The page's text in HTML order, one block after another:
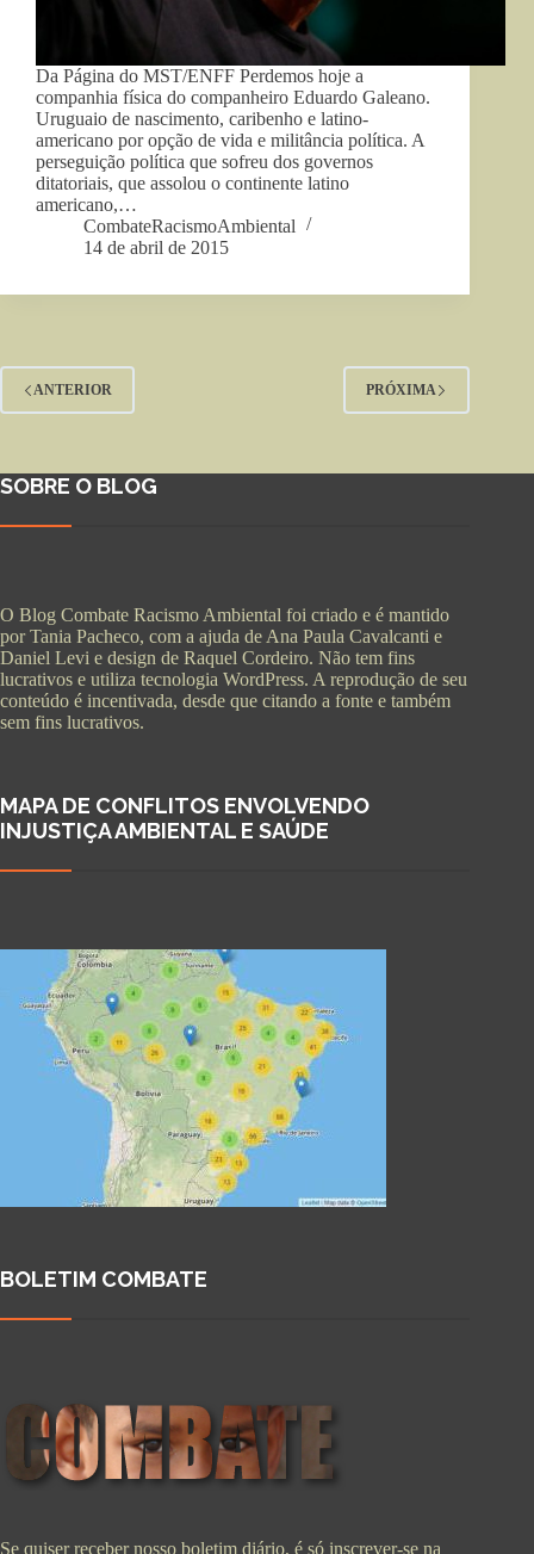
Da Página do MST/ENFF Perdemos hoje a
companhia física do companheiro Eduardo Galeano.
Uruguaio de nascimento, caribenho e latino-
americano por opção de vida e militância política. A
perseguição política que sofreu dos governos
ditatoriais, que assolou o continente latino
americano,…
CombateRacismoAmbiental
14 de abril de 2015
ANTERIOR PRÓXIMA
SOBRE O BLOG
O Blog Combate Racismo Ambiental foi criado e é mantido
por Tania Pacheco, com a ajuda de Ana Paula Cavalcanti e
Daniel Levi e design de Raquel Cordeiro. Não tem fins
lucrativos e utiliza tecnologia WordPress. A reprodução de seu
conteúdo é incentivada, desde que citando a fonte e também
sem fins lucrativos.
MAPA DE CONFLITOS ENVOLVENDO
INJUSTIÇA AMBIENTAL E SAÚDE
BOLETIM COMBATE
Se quiser receber nosso boletim diário, é só inscrever-se na